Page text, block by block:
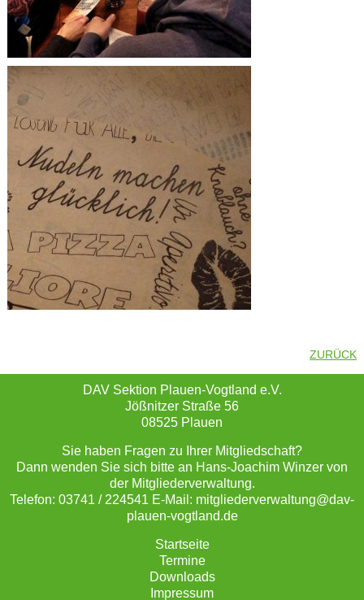
ZURÜCK
DAV Sektion Plauen-Vogtland e.V.
Jößnitzer Straße 56
08525 Plauen
Sie haben Fragen zu Ihrer Mitgliedschaft?
Dann wenden Sie sich bitte an Hans-Joachim Winzer von
der Mitgliederverwaltung.
Telefon: 03741 / 224541 E-Mail: mitgliederverwaltung@dav-
plauen-vogtland.de
Startseite
Termine
Downloads
Impressum